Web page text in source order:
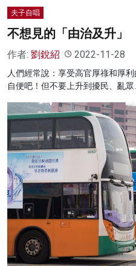
夫子自唱
不想見的「由治及升」
作者: 劉銳紹 2022-11-28
人們經常說：享受高官厚祿和厚
自便吧！但不要上升到擾民、亂眾